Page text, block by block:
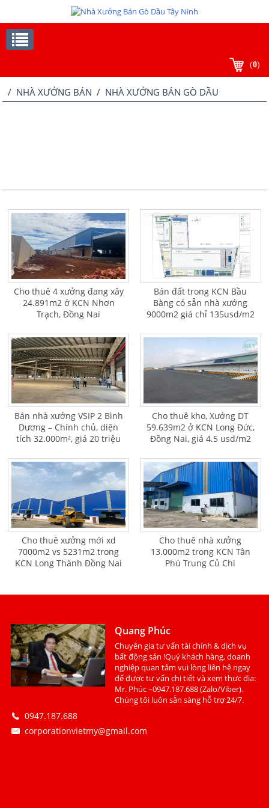
(0)
/ NHÀ XƯỞNG BÁN / NHÀ XƯỞNG BÁN GÒ DẦU
Cho thuê 4 xưởng đang xây
24.891m2 ở KCN Nhơn
Trạch, Đồng Nai
Bán đất trong KCN Bầu
Bàng có sẵn nhà xưởng
9000m2 giá chỉ 135usd/m2
Bán nhà xưởng VSIP 2 Bình
Dương – Chính chủ, diện
tích 32.000m², giá 20 triệu
Cho thuê kho, Xưởng DT
59.639m2 ở KCN Long Đức,
Đồng Nai, giá 4.5 usd/m2
Cho thuê xưởng mới xd
7000m2 vs 5231m2 trong
KCN Long Thành Đồng Nai
Cho thuê nhà xưởng
13.000m2 trong KCN Tân
Phú Trung Củ Chi
Quang Phúc
Chuyên gia tư vấn tài chính & dịch vụ
bất động sản !Quý khách hàng, doanh
nghiệp quan tâm vui lòng liên hệ ngay
để được tư vấn chi tiết và xem thực địa:
Mr. Phúc –0947.187.688 (Zalo/Viber).
Chúng tôi luôn sẵn sàng hỗ trợ 24/7.
0947.187.688
corporationvietmy@gmail.com